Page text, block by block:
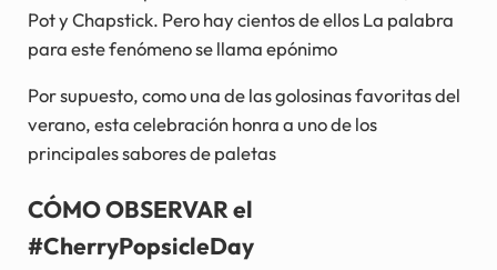
Pot y Chapstick. Pero hay cientos de ellos La palabra
para este fenómeno se llama epónimo
Por supuesto, como una de las golosinas favoritas del
verano, esta celebración honra a uno de los
principales sabores de paletas
CÓMO OBSERVAR el
#CherryPopsicleDay